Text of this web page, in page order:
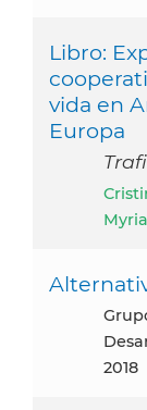
Libro:
vida en
Europa
Grupo de Trabajo Global Más Allá del
2018